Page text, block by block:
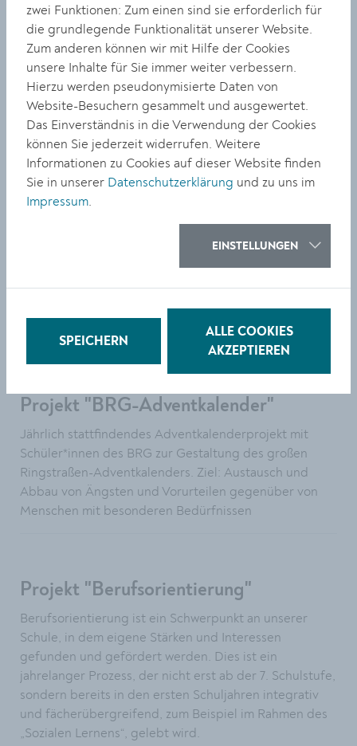
Projekt "Kreativworkshop"
Projektorientiertes Arbeiten zu den Themen Kreatives,
Spiel und Natur in einem Workshop-Setting.
Kennenlernen von kreativen Arbeitstechniken im
Bereich Natur und Soziales
Förderung des Spiel- und Sozialverhaltens
natürliche Prozesse zur Förderung der
14-tägiger Workshop im Ausmaß von 2 Wochenstunden.
Im Moment klassenhomogen geführt, grundsätzlich
Projekt "BRG-Adventkalender"
Jährlich stattfindendes Adventkalenderprojekt mit
Schüler*innen des BRG zur Gestaltung des großen
Ringstraßen-Adventkalenders. Ziel: Austausch und
Abbau von Ängsten und Vorurteilen gegenüber von
Menschen mit besonderen Bedürfnissen
Projekt "Berufsorientierung"
Berufsorientierung ist ein Schwerpunkt an unserer
Schule, in dem eigene Stärken und Interessen
gefunden und gefördert werden. Dies ist ein
jahrelanger Prozess, der nicht erst ab der 7. Schulstufe,
sondern bereits in den ersten Schuljahren integrativ
und fächerübergreifend, zum Beispiel im Rahmen des
„Sozialen Lernens“, gelebt wird.
zwei Funktionen: Zum einen sind sie erforderlich für
die grundlegende Funktionalität unserer Website.
Zum anderen können wir mit Hilfe der Cookies
unsere Inhalte für Sie immer weiter verbessern.
Hierzu werden pseudonymisierte Daten von
Website-Besuchern gesammelt und ausgewertet.
Das Einverständnis in die Verwendung der Cookies
können Sie jederzeit widerrufen. Weitere
Informationen zu Cookies auf dieser Website finden
Sie in unserer Datenschutzerklärung und zu uns im
Impressum.
EINSTELLUNGEN
SPEICHERN
ALLE COOKIES
AKZEPTIEREN